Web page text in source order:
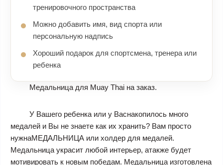
тренировочного пространства
Можно добавить имя, вид спорта или
персональную надпись
Хороший подарок для спортсмена, тренера или
ребенка
Медальница для Muay Thai на заказ.
У Вашего ребенка или у Васнакопилось много
медалей и Вы не знаете как их хранить? Вам просто
нужнаМЕДАЛЬНИЦА или холдер для медалей.
Медальница украсит любой интерьер, атакже будет
мотивировать к новым победам. Медальница изготовлена